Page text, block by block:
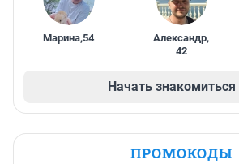
Марина,54 Александр,
42
Начать знакомиться
ПРОМОКОДЫ